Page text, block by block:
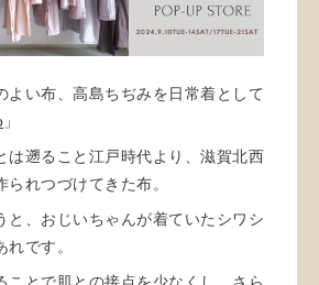
よい布、高島ちぢみを日常着として
」
は遡ること江戸時代より、滋賀北西
れつづけてきた布。
と、おじいちゃんが着ていたシワシ
です。
ことで肌との接点を少なくし、さら